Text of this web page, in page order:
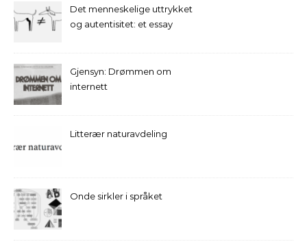
Det menneskelige uttrykket
og autentisitet: et essay
Gjensyn: Drømmen om
internett
Litterær naturavdeling
Onde sirkler i språket